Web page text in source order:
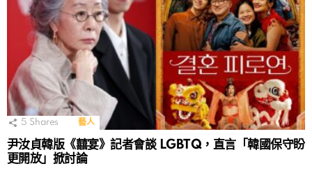
5 Shares 藝人
尹汝貞韓版《囍宴》記者會談 LGBTQ，直言「韓國保守盼
更開放」掀討論